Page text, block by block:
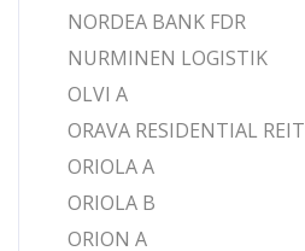
NORDEA BANK FDR
NURMINEN LOGISTIK
OLVI A
ORAVA RESIDENTIAL REIT
ORIOLA A
ORIOLA B
ORION A